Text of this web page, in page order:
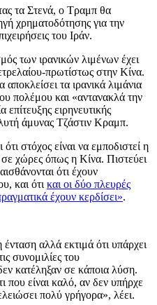
τα Στενά, ο Τραμπ θα
χρηματοδότησης για την
του Ιράν.
των ιρανικών λιμένων έχει
πρωτίστως στην Κίνα.
τα ιρανικά λιμάνια
πολέμου και «αντανακλά την
ειρηνευτικής
άμυνας Τζάστιν Κραμπ.
στόχος είναι να εμποδιστεί η
χώρες όπως η Κίνα. Πιστεύει
ότι έχουν
και ότικαι οι δύο πλευρές
έχουν κερδίσει».
αλλά εκτιμά ότι υπάρχει
συνομιλίες του
κατέληξαν σε κάποια λύση.
που είναι καλό, αν δεν υπήρχε
πολύ γρήγορα», λέει.